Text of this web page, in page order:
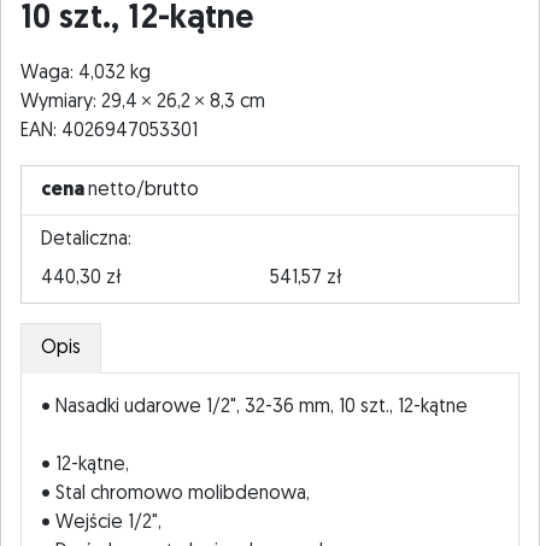
10 szt., 12-kątne
Waga: 4,032 kg
Wymiary: 29,4
26,2
8,3 cm
EAN: 4026947053301
cenanetto/brutto
Detaliczna:
440,30 zł
541,57 zł
Opis
• Nasadki udarowe 1/2", 32-36 mm, 10 szt., 12-kątne
• 12-kątne,
• Stal chromowo molibdenowa,
• Wejście 1/2",